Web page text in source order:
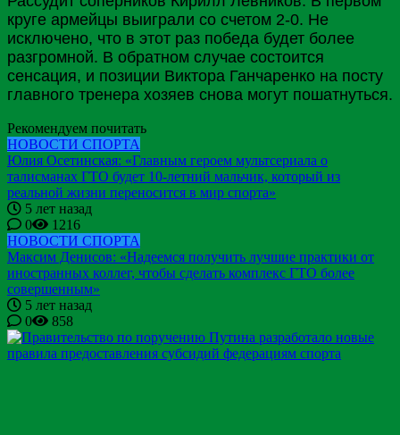
круге армейцы выиграли со счетом 2-0. Не
исключено, что в этот раз победа будет более
разгромной. В обратном случае состоится
сенсация, и позиции Виктора Ганчаренко на посту
главного тренера хозяев снова могут пошатнуться.
Рекомендуем почитать
НОВОСТИ СПОРТА
Юлия Осетинская: «Главным героем мультсериала о
талисманах ГТО будет 10-летний мальчик, который из
реальной жизни переносится в мир спорта»
5 лет назад
0
1216
НОВОСТИ СПОРТА
Максим Денисов: «Надеемся получить лучшие практики от
иностранных коллег, чтобы сделать комплекс ГТО более
совершенным»
5 лет назад
0
858